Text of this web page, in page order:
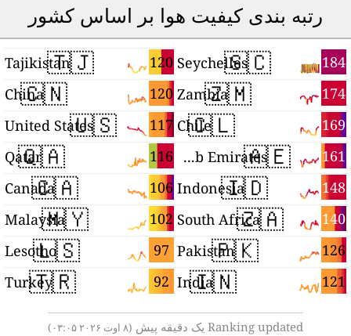
رتبه بندی کیفیت هوا بر اساس کشور
🇸🇨 184
Seychelles
🇿🇲 174
Zambia
🇨🇱 169
Chile
🇦🇪 161
United Arab Emirates
🇮🇩 148
Indonesia
🇿🇦 140
South Africa
🇵🇰 126
Pakistan
🇮🇳 121
India
🇹🇯 120
Tajikistan
🇨🇳 120
China
🇺🇸 117
United States
🇶🇦 116
Qatar
🇨🇦 106
Canada
🇲🇾 102
Malaysia
🇱🇸 97
Lesotho
🇹🇷 92
Turkey
Ranking updated یک دقیقه پیش